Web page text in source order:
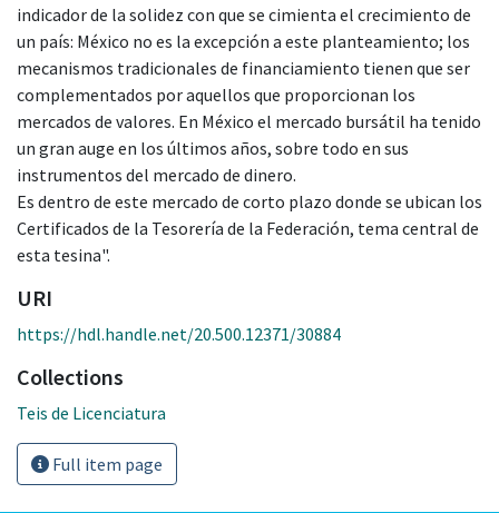
indicador de la solidez con que se cimienta el crecimiento de
un país: México no es la excepción a este planteamiento; los
mecanismos tradicionales de financiamiento tienen que ser
complementados por aquellos que proporcionan los
mercados de valores. En México el mercado bursátil ha tenido
un gran auge en los últimos años, sobre todo en sus
instrumentos del mercado de dinero.
Es dentro de este mercado de corto plazo donde se ubican los
Certificados de la Tesorería de la Federación, tema central de
esta tesina".
URI
https://hdl.handle.net/20.500.12371/30884
Collections
Teis de Licenciatura
Full item page